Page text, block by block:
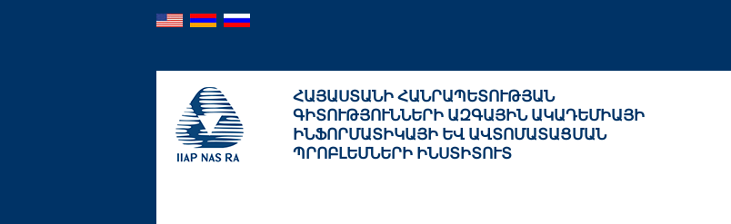
ՀԱՅԱՍՏԱՆԻ ՀԱՆՐԱՊԵՏՈՒԹՅԱՆ
ԳԻՏՈՒԹՅՈՒՆՆԵՐԻ ԱԶԳԱՅԻՆ ԱԿԱԴԵՄԻԱՅԻ
ԻՆՖՈՐՄԱՏԻԿԱՅԻ ԵՎ ԱՎՏՈՄԱՏԱՑՄԱՆ
ՊՐՈԲԼԵՄՆԵՐԻ ԻՆՍՏԻՏՈՒՏ